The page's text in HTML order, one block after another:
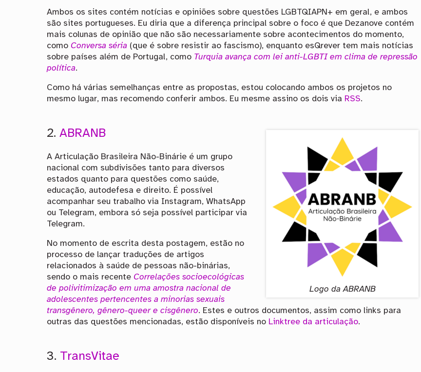
Ambos os sites contém notícias e opiniões sobre questões LGBTQIAPN+ em geral, e ambos
são sites portugueses. Eu diria que a diferença principal sobre o foco é que Dezanove contém
mais colunas de opinião que não são necessariamente sobre acontecimentos do momento,
como Conversa séria (que é sobre resistir ao fascismo), enquanto esQrever tem mais notícias
sobre países além de Portugal, como Turquia avança com lei anti-LGBTI em clima de repressão
política.
Como há várias semelhanças entre as propostas, estou colocando ambos os projetos no
mesmo lugar, mas recomendo conferir ambos. Eu mesme assino os dois via RSS.
Logo da ABRANB
2.ABRANB
A Articulação Brasileira Não-Binárie é um grupo
nacional com subdivisões tanto para diversos
estados quanto para questões como saúde,
educação, autodefesa e direito. É possível
acompanhar seu trabalho via Instagram, WhatsApp
ou Telegram, embora só seja possível participar via
Telegram.
No momento de escrita desta postagem, estão no
processo de lançar traduções de artigos
relacionados à saúde de pessoas não-binárias,
sendo o mais recente Correlações socioecológicas
de polivitimização em uma amostra nacional de
adolescentes pertencentes a minorias sexuais
transgênero, gênero-queer e cisgênero. Estes e outros documentos, assim como links para
outras das questões mencionadas, estão disponíveis no Linktree da articulação.
3. TransVitae